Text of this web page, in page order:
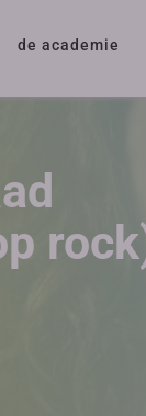
de academie